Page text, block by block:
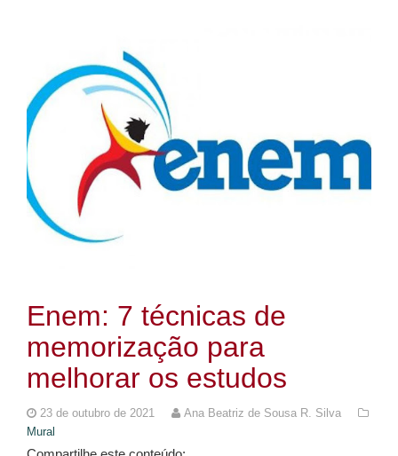
Enem: 7 técnicas de
memorização para
melhorar os estudos
23 de outubro de 2021
Ana Beatriz de Sousa R. Silva
Mural